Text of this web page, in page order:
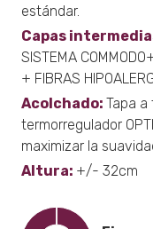
estándar.
Capas
SISTEMA
+ FIBRAS
Acolchado: Tapa
termorregulador
maximizar la
Altura: +/- 32cm